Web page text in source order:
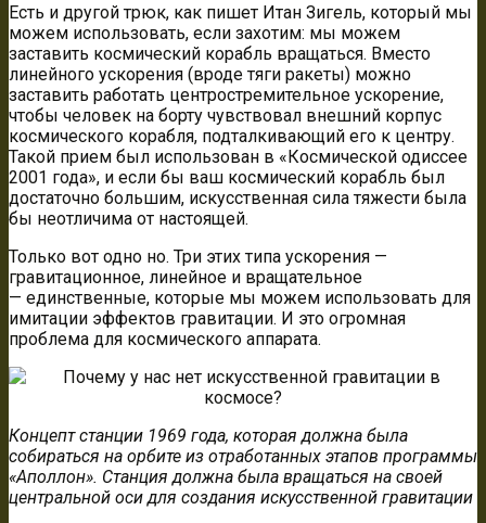
Есть и другой трюк, как пишет Итан Зигель, который мы
можем использовать, если захотим: мы можем
заставить космический корабль вращаться. Вместо
линейного ускорения (вроде тяги ракеты) можно
заставить работать центростремительное ускорение,
чтобы человек на борту чувствовал внешний корпус
космического корабля, подталкивающий его к центру.
Такой прием был использован в «Космической одиссее
2001 года», и если бы ваш космический корабль был
достаточно большим, искусственная сила тяжести была
бы неотличима от настоящей.
Только вот одно но. Три этих типа ускорения —
гравитационное, линейное и вращательное
— единственные, которые мы можем использовать для
имитации эффектов гравитации. И это огромная
проблема для космического аппарата.
Концепт станции 1969 года, которая должна была
собираться на орбите из отработанных этапов программы
«Аполлон». Станция должна была вращаться на своей
центральной оси для создания искусственной гравитации